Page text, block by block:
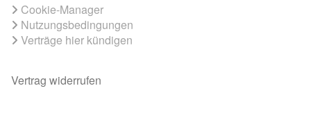
Cookie-Manager
Nutzungsbedingungen
Verträge hier kündigen
Vertrag widerrufen